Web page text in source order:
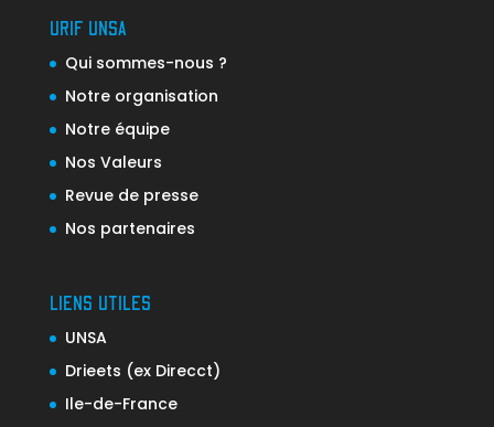
URIF UNSA
Qui sommes-nous ?
Notre organisation
Notre équipe
Nos Valeurs
Revue de presse
Nos partenaires
LIENS UTILES
UNSA
Drieets (ex Direcct)
Ile-de-France